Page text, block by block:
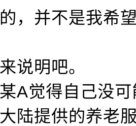
，并不是我希
说明吧。
A觉得自己没
陆提供的养老